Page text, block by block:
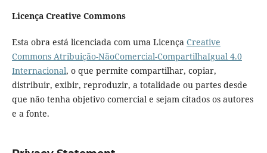
Licença Creative Commons
Esta obra está licenciada com uma Licença Creative
Commons Atribuição-NãoComercial-CompartilhaIgual 4.0
Internacional, o que permite compartilhar, copiar,
distribuir, exibir, reproduzir, a totalidade ou partes desde
que não tenha objetivo comercial e sejam citados os autores
e a fonte.